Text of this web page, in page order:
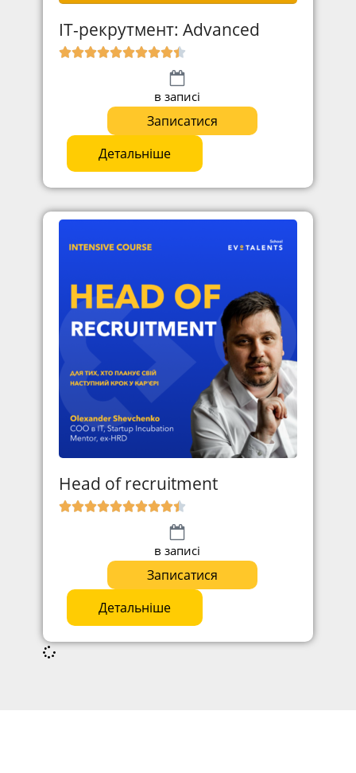
ІТ-рекрутмент: Advanced
в записі
Записатися
Детальніше
Head of recruitment
в записі
Записатися
Детальніше